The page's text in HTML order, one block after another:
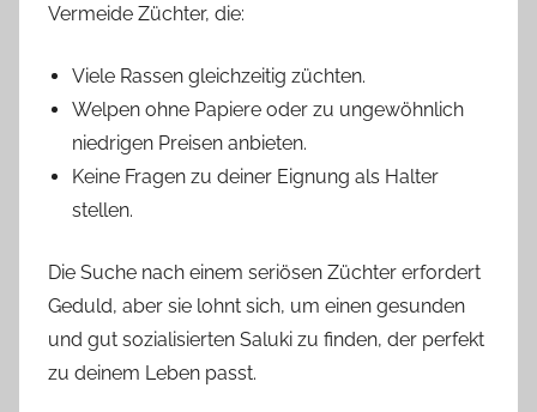
Vermeide Züchter, die:
Viele Rassen gleichzeitig züchten.
Welpen ohne Papiere oder zu ungewöhnlich
niedrigen Preisen anbieten.
Keine Fragen zu deiner Eignung als Halter
stellen.
Die Suche nach einem seriösen Züchter erfordert
Geduld, aber sie lohnt sich, um einen gesunden
und gut sozialisierten Saluki zu finden, der perfekt
zu deinem Leben passt.